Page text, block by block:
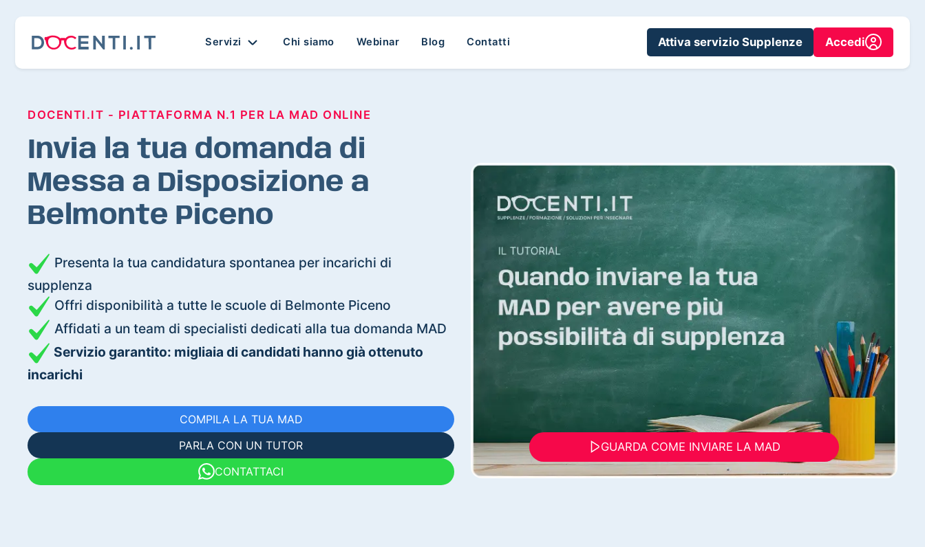
Servizi Chi siamo Webinar Blog Contatti Attiva servizio Supplenze Accedi
DOCENTI.IT - PIATTAFORMA N.1 PER LA MAD ONLINE
Invia la tua domanda di
Messa a Disposizione a
Belmonte Piceno
Presenta la tua candidatura spontanea per incarichi di
supplenza
Offri disponibilità a tutte le scuole di Belmonte Piceno
Affidati a un team di specialisti dedicati alla tua domanda MAD
Servizio garantito: migliaia di candidati hanno già ottenuto
incarichi
COMPILA LA TUA MAD
PARLA CON UN TUTOR
CONTATTACI
GUARDA COME INVIARE LA MAD